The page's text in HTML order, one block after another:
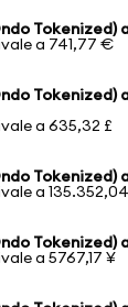
Tokenized)
a 741,77 €
Tokenized)
a 635,32 £
Tokenized)
a
Tokenized)
a 5767,17 ¥